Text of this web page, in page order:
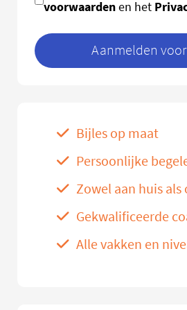
voorwaardenen het
Aanmelden
Bijles op maat
Persoonlijke
Zowel aan huis als
Gekwalificeerde
Alle vakken en